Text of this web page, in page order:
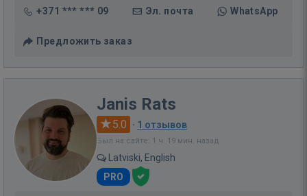
+371 *** *** 09 Эл. почта WhatsApp
Предложить заказ
Janis Rats
5.0 · 1 отзывов
Был на сайте: 1 ч. 19 мин. назад
Latviski, English
PRO